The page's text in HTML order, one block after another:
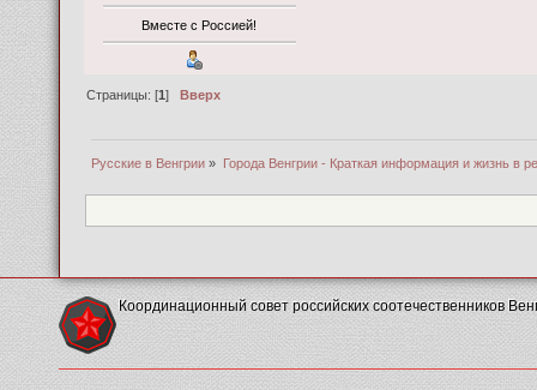
Вместе с Россией!
Страницы: [1] Вверх
Русские в Венгрии » Города Венгрии - Краткая информация и жизнь в
Координационный совет российских соотечественников